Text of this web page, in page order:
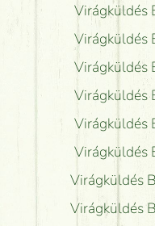
Virágküldés
Virágküldés
Virágküldés
Virágküldés
Virágküldés
Virágküldés
Virágküldés
Virágküldés